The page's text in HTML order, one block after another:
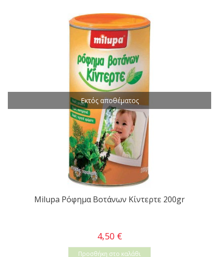
Εκτός αποθέματος
Milupa Ρόφημα Βοτάνων Κίντερτε 200gr
4,50 €
Προσθήκη στο καλάθι